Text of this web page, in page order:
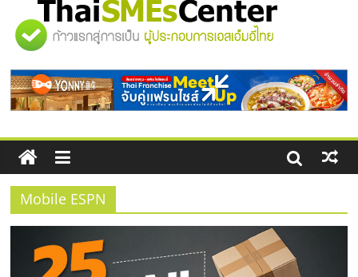
สัมมนาออนไลน์ โอกาสบริหารสถานี
บริการน้ำมัน Shell
สัมมนาลงทุน แฟรนไชส์ยอนนี่
ไชส์ ครั้งที่ 8
ร้านเครื่องเสียงคุณภาพสูง พร้อม
โซลูชันระบบภาพและเสียง
"ศูนย์
รวม
ข้อมูล
ธุรกิจ
SME
แห่ง
Mobile ESPN